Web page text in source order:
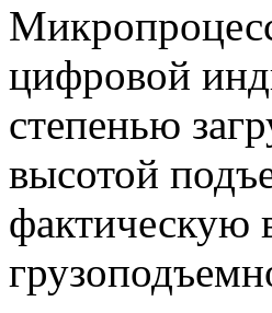
цифровой
степенью
высотой
фактическую